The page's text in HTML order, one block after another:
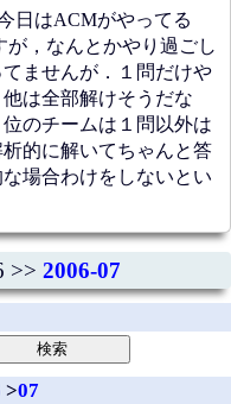
日はACMがやってる
が，なんとかやり過ごし
ませんが．１問だけや
は全部解けそうだな
のチームは１問以外は
的に解いてちゃんと答
場合わけをしないとい
>> 2006-07
>07